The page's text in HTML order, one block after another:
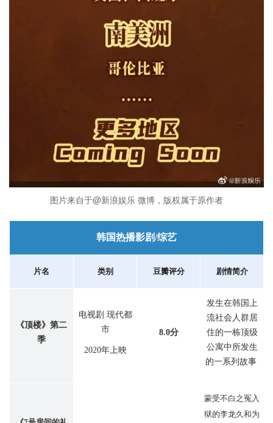
图片来自于@新浪娱乐 微博，版权属于原作者
韩国热播影剧/综艺
片名 类别 豆瓣评分 剧情简介
《顶楼》第二
季
电视剧 现代都
市
2020年上映
8.0分
发生在韩国上
流社会人群居
住的一栋顶级
公寓中所发生
的一系列故事
蒙受不白之冤入
狱的李龙久和为